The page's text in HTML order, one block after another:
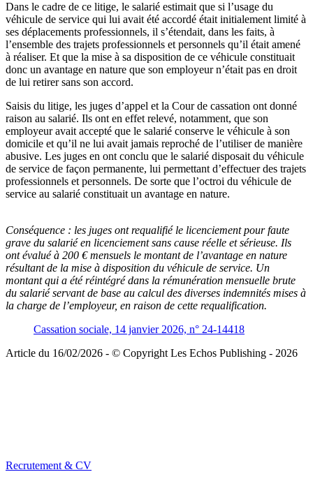
Dans le cadre de ce litige, le salarié estimait que si l’usage du
véhicule de service qui lui avait été accordé était initialement limité à
ses déplacements professionnels, il s’étendait, dans les faits, à
l’ensemble des trajets professionnels et personnels qu’il était amené
à réaliser. Et que la mise à sa disposition de ce véhicule constituait
donc un avantage en nature que son employeur n’était pas en droit
de lui retirer sans son accord.
Saisis du litige, les juges d’appel et la Cour de cassation ont donné
raison au salarié. Ils ont en effet relevé, notamment, que son
employeur avait accepté que le salarié conserve le véhicule à son
domicile et qu’il ne lui avait jamais reproché de l’utiliser de manière
abusive. Les juges en ont conclu que le salarié disposait du véhicule
de service de façon permanente, lui permettant d’effectuer des trajets
professionnels et personnels. De sorte que l’octroi du véhicule de
service au salarié constituait un avantage en nature.
Conséquence : les juges ont requalifié le licenciement pour faute
grave du salarié en licenciement sans cause réelle et sérieuse. Ils
ont évalué à 200 € mensuels le montant de l’avantage en nature
résultant de la mise à disposition du véhicule de service. Un
montant qui a été réintégré dans la rémunération mensuelle brute
du salarié servant de base au calcul des diverses indemnités mises à
la charge de l’employeur, en raison de cette requalification.
Cassation sociale, 14 janvier 2026, n° 24-14418
Article du 16/02/2026 - © Copyright Les Echos Publishing - 2026
Recrutement & CV